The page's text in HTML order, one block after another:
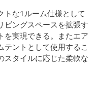
トな1ルーム仕様として
ビングスペースを拡張す
を実現できる。またエア
テントとして使用するこ
スタイルに応じた柔軟な